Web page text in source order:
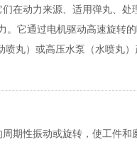
在动力来源、适用弹丸、处
。它通过电机驱动高速旋转
喷丸）或高压水泵（水喷丸
期性振动或旋转，使工件和